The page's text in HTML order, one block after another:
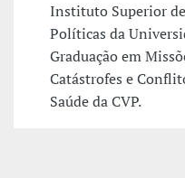
Instituto Superior
Políticas da
Graduação em
Catástrofes e
Saúde da CVP.